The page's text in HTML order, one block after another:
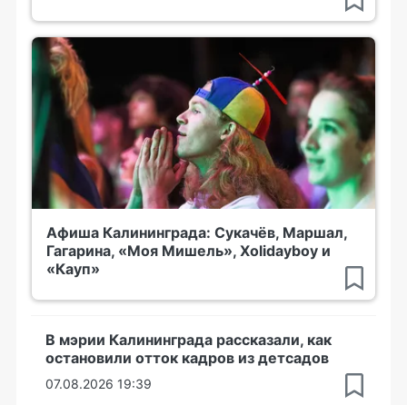
Афиша Калининграда: Сукачёв, Маршал,
Гагарина, «Моя Мишель», Xolidayboy и
«Кауп»
В мэрии Калининграда рассказали, как
остановили отток кадров из детсадов
07.08.2026 19:39